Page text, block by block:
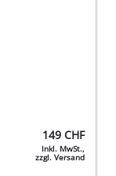
149 CHF
Inkl. MwSt.,
zzgl. Versand